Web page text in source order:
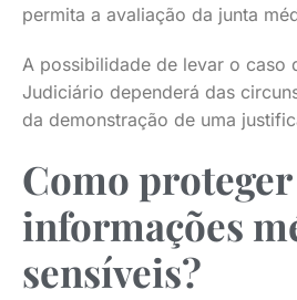
permita a avaliação da junta
A possibilidade de levar o caso
Judiciário dependerá das
da demonstração de uma
Como proteger
informações
sensíveis?